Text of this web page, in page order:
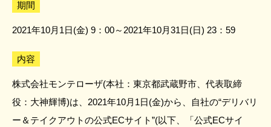
期間
2021年10月1日(金) 9：00～2021年10月31日(日) 23：59
内容
株式会社モンテローザ(本社：東京都武蔵野市、代表取締
役：大神輝博)は、2021年10月1日(金)から、自社の“デリバリ
ー＆テイクアウトの公式ECサイト”(以下、「公式ECサイ